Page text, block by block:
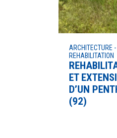
ARCHITECTURE -
REHABILITATION
ET
D’UN
(92)